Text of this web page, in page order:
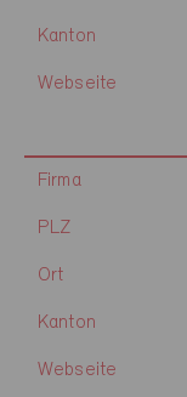
Kanton
Webseite
Firma
PLZ
Ort
Kanton
Webseite